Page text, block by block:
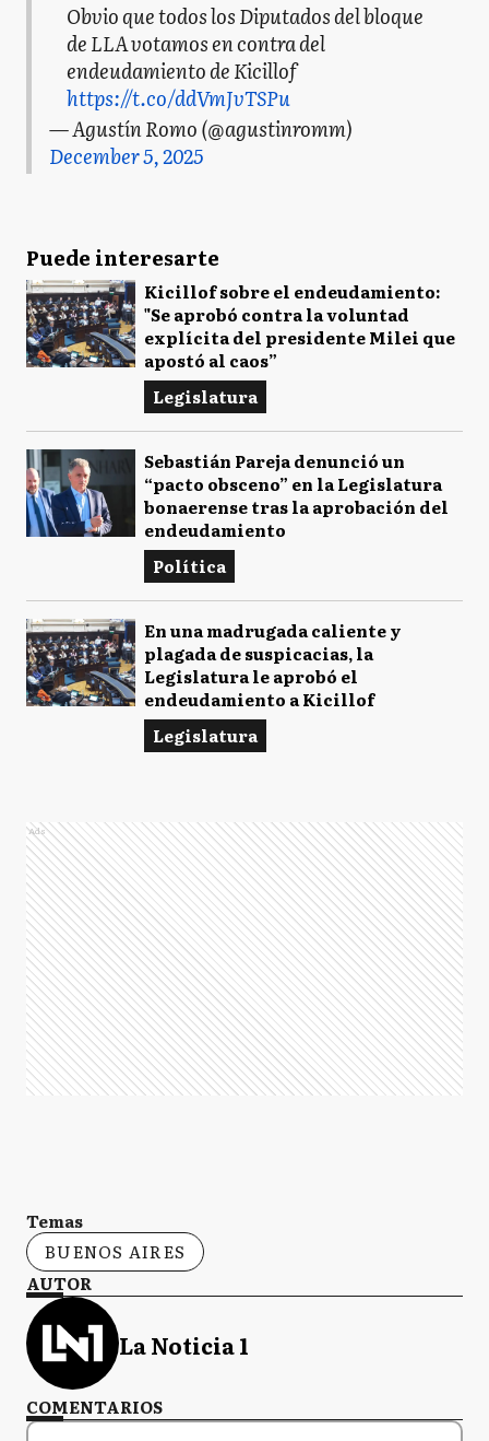
Obvio que todos los Diputados del bloque
de LLA votamos en contra del
endeudamiento de Kicillof
https://t.co/ddVmJvTSPu
— Agustín Romo (@agustinromm)
December 5, 2025
Puede interesarte
Kicillof sobre el endeudamiento:
"Se aprobó contra la voluntad
explícita del presidente Milei que
apostó al caos”
Legislatura
Sebastián Pareja denunció un
“pacto obsceno” en la Legislatura
bonaerense tras la aprobación del
endeudamiento
Política
En una madrugada caliente y
plagada de suspicacias, la
Legislatura le aprobó el
endeudamiento a Kicillof
Legislatura
Ads
Temas
BUENOS AIRES
AUTOR
La Noticia 1
COMENTARIOS